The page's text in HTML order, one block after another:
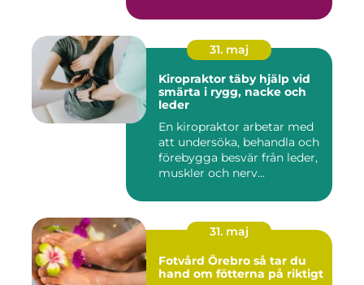
31. maj
Kiropraktor täby hjälp vid
smärta i rygg, nacke och
leder
En kiropraktor arbetar med
att undersöka, behandla och
förebygga besvär från leder,
muskler och nerv...
31. maj
Fotvård Örebro så tar du
hand om fötterna på riktigt